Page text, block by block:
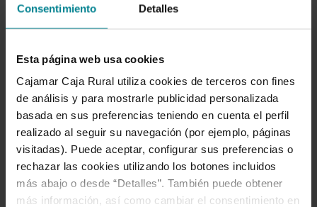
Consentimiento Detalles
Esta página web usa cookies
Cajamar Caja Rural utiliza cookies de terceros con fines
de análisis y para mostrarle publicidad personalizada
basada en sus preferencias teniendo en cuenta el perfil
realizado al seguir su navegación (por ejemplo, páginas
visitadas). Puede aceptar, configurar sus preferencias o
rechazar las cookies utilizando los botones incluidos
más abajo o desde “Detalles”. También puede obtener
más información, así como cambiar el consentimiento en
entenderte, escucharnos y compartir. Por eso
creamos espacios de intercambio como este. Aquí el
conocimiento se comparte. Forma parte de nuestro
ADN cooperativo.
SÍGUENOS